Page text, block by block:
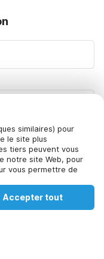
similaires) pour
le site plus
tiers peuvent vous
notre site Web, pour
vous permettre de
peuvent
.
Accepter tout
de Belvilla. Vous
à l'avenir
disponibilités